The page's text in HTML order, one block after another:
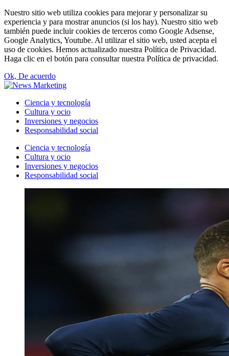
Nuestro sitio web utiliza cookies para mejorar y personalizar su
experiencia y para mostrar anuncios (si los hay). Nuestro sitio web
también puede incluir cookies de terceros como Google Adsense,
Google Analytics, Youtube. Al utilizar el sitio web, usted acepta el
uso de cookies. Hemos actualizado nuestra Política de Privacidad.
Haga clic en el botón para consultar nuestra Política de privacidad.
Ok, De acuerdo
Ciencia y tecnología
Cultura y ocio
Inversiones y negocios
Responsabilidad social
Ciencia y tecnología
Cultura y ocio
Inversiones y negocios
Responsabilidad social